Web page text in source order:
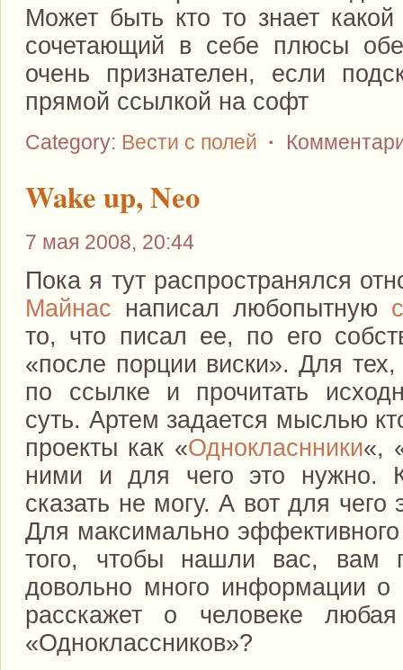
Может быть кто то знает
сочетающий в себе плюсы
очень признателен, если
прямой ссылкой на софт
Category: Вести с полей ·
Wake up, Neo
7 мая 2008, 20:44
Пока я тут распространялся
Майнас написал любопытную
то, что писал ее, по его
«после порции виски». Для
по ссылке и прочитать
суть. Артем задается мыслью
проекты как «Однокласнники«,
ними и для чего это нужно.
сказать не могу. А вот для
Для максимально
того, чтобы нашли вас, вам
довольно много информации
расскажет о человеке
«Одноклассников»?